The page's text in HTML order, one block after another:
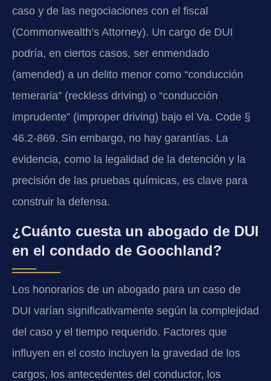
caso y de las negociaciones con el fiscal
(Commonwealth’s Attorney). Un cargo de DUI
podría, en ciertos casos, ser enmendado
(amended) a un delito menor como “conducción
temeraria” (reckless driving) o “conducción
imprudente” (improper driving) bajo el Va. Code §
46.2-869. Sin embargo, no hay garantías. La
evidencia, como la legalidad de la detención y la
precisión de las pruebas químicas, es clave para
construir la defensa.
¿Cuánto cuesta un abogado de DUI
en el condado de Goochland?
Los honorarios de un abogado para un caso de
DUI varían significativamente según la complejidad
del caso y el tiempo requerido. Factores que
influyen en el costo incluyen la gravedad de los
cargos, los antecedentes del conductor, los